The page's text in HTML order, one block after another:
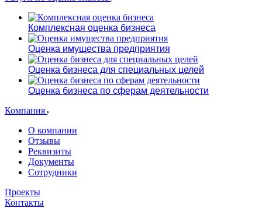
Комплексная оценка бизнеса
Оценка имущества предприятия
Оценка бизнеса для специальных целей
Оценка бизнеса по сферам деятельности
Компания
О компании
Отзывы
Реквизиты
Документы
Сотрудники
Проекты
Контакты